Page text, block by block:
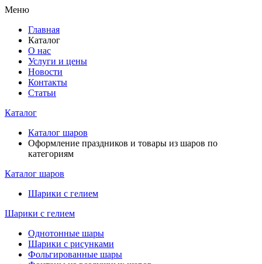
Меню
Главная
Каталог
О нас
Услуги и цены
Новости
Контакты
Статьи
Каталог
Каталог шаров
Оформление праздников и товары из шаров по
категориям
Каталог шаров
Шарики с гелием
Шарики с гелием
Однотонные шары
Шарики с рисунками
Фольгированные шары